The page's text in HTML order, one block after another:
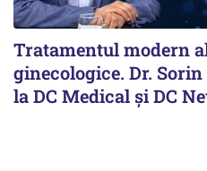
Tratamentul modern
ginecologice. Dr. Sorin
la DC Medical și DC